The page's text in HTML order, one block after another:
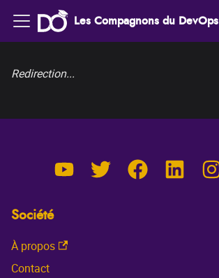
Les Compagnons du DevOps
Redirection...
Société
À propos
Contact